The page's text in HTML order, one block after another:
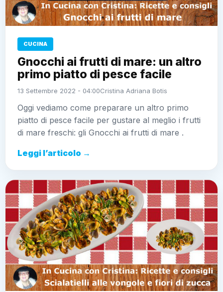
CUCINA
Gnocchi ai frutti di mare: un altro
primo piatto di pesce facile
13 Settembre 2022 - 04:00Cristina Adriana Botis
Oggi vediamo come preparare un altro primo
piatto di pesce facile per gustare al meglio i frutti
di mare freschi: gli Gnocchi ai frutti di mare .
Leggi l’articolo →